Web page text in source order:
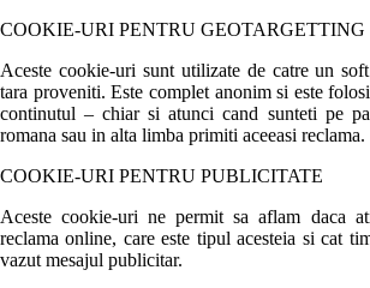
COOKIE-URI PENTRU GEOTARGETTING
Aceste cookie-uri sunt utilizate de catre un
tara proveniti. Este complet anonim si este
continutul – chiar si atunci cand sunteti pe
romana sau in alta limba primiti aceeasi reclama.
COOKIE-URI PENTRU PUBLICITATE
Aceste cookie-uri ne permit sa aflam daca
reclama online, care este tipul acesteia si cat
vazut mesajul publicitar.